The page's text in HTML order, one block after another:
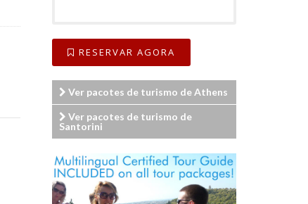
RESERVAR AGORA
Ver pacotes de turismo de Athens
Ver pacotes de turismo de
Santorini